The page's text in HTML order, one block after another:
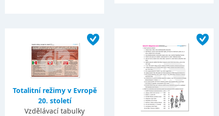
Totalitní režimy v Evropě
20. století
Vzdělávací tabulky